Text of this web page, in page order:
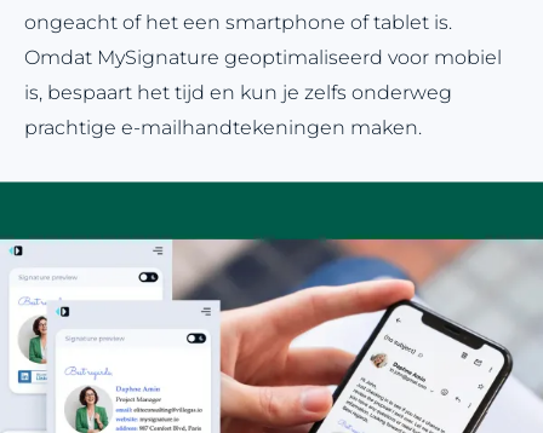
ongeacht of het een smartphone of tablet is.
Omdat MySignature geoptimaliseerd voor mobiel
is, bespaart het tijd en kun je zelfs onderweg
prachtige e-mailhandtekeningen maken.